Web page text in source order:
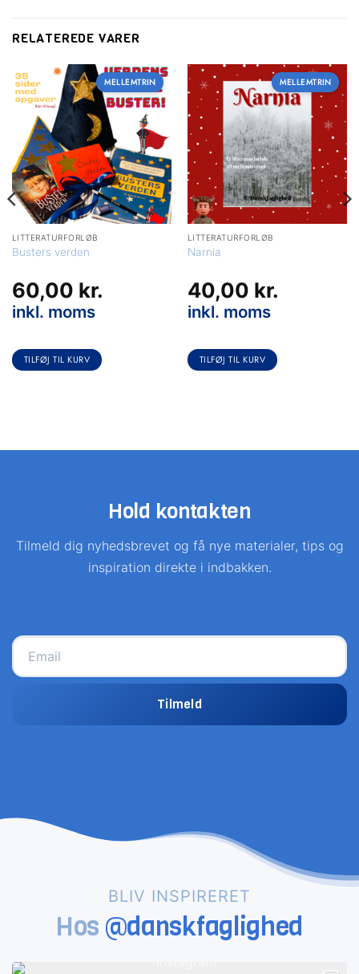
RELATEREDE VARER
MELLEMTRIN
LITTERATURFORLØB
Busters verden
60,00 kr.
inkl. moms
TILFØJ TIL KURV
MELLEMTRIN
LITTERATURFORLØB
Narnia
40,00 kr.
inkl. moms
TILFØJ TIL KURV
Hold kontakten
Tilmeld dig nyhedsbrevet og få nye materialer, tips og
inspiration direkte i indbakken.
Tilmeld
BLIV INSPIRERET
Hos @danskfaglighed